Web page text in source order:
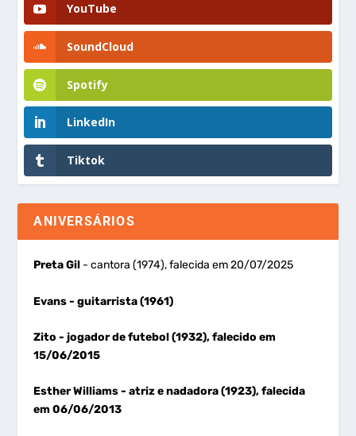
YouTube
SoundCloud
Spotify
LinkedIn
Tiktok
ANIVERSÁRIOS
Preta Gil - cantora (1974), falecida em 20/07/2025
Evans- guitarrista (1961)
Zito- jogador de futebol (1932), falecido em
15/06/2015
Esther Williams- atriz e nadadora (1923), falecida
em 06/06/2013